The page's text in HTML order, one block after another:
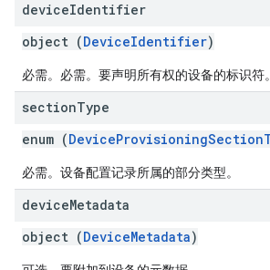
deviceIdentifier
object (DeviceIdentifier)
必需。必需。要声明所有权的设备的标识符。
sectionType
enum (
必需。设备配置记录所属的部分类型。
deviceMetadata
object (DeviceMetadata)